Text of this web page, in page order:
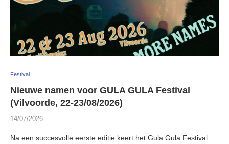
Festival
Nieuwe namen voor GULA GULA Festival
(Vilvoorde, 22-23/08/2026)
14/07/2026
Na een succesvolle eerste editie keert het Gula Gula Festival